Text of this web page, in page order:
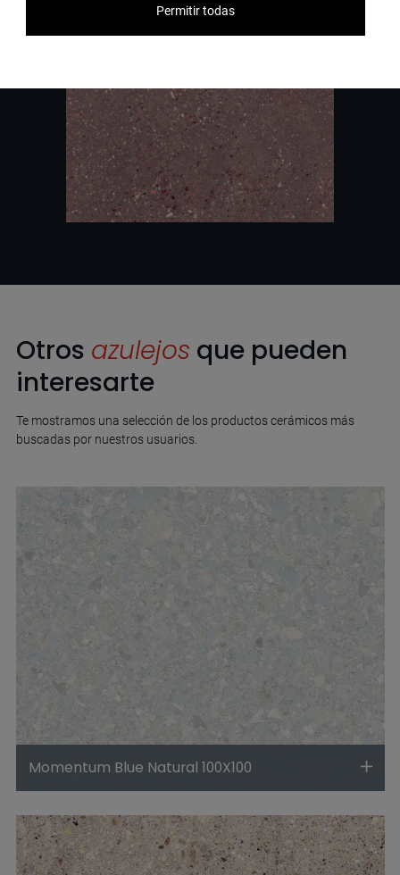
Momentum Blue Natural 100X100
Otros azulejos que pueden
interesarte
Te mostramos una selección de los productos cerámicos más
buscadas por nuestros usuarios.
Permitir todas